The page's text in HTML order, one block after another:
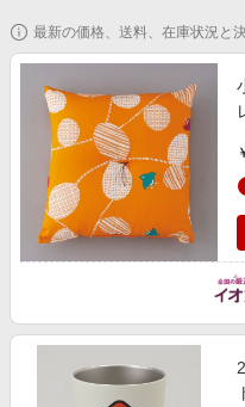
ペット・花・DIY・車
旅行・レジャー・ホテル予約
生活・お役立ち
金融・マネー・保険
デジタルコンテンツ
ビジネス・その他サービス
わくわく夏特集
50万ポイント山分けキャンペ
とことん買い物チャレンジ
Apple公式サイト×楽天カード
Samsung ボーナスキャンペー
週末の高還元 夏の長期版
最新の価格、送料、在庫状況と